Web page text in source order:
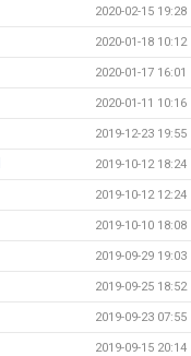
2020-02-15 19:28
2020-01-18 10:12
2020-01-17 16:01
2020-01-11 10:16
2019-12-23 19:55
2019-10-12 18:24
2019-10-12 12:24
2019-10-10 18:08
2019-09-29 19:03
2019-09-25 18:52
2019-09-23 07:55
2019-09-15 20:14